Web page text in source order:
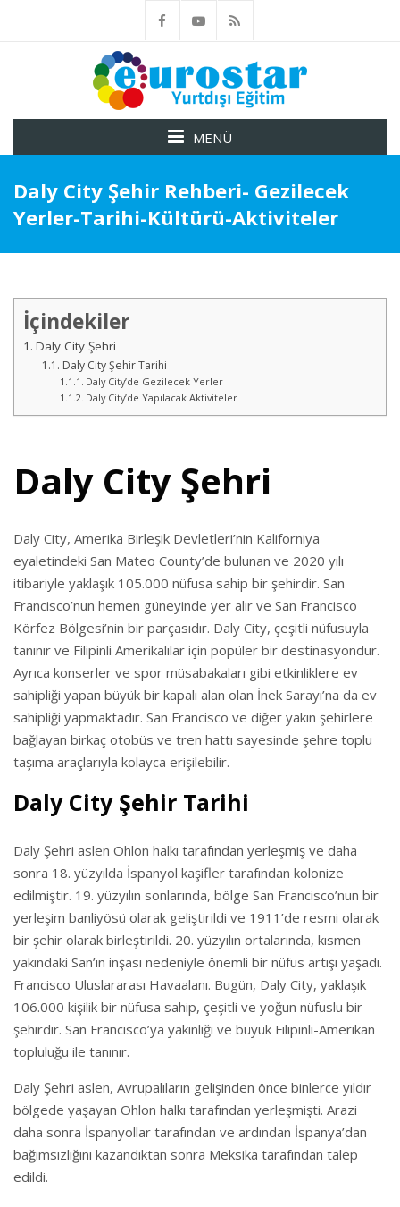
MENÜ
Daly City Şehir Rehberi- Gezilecek
Yerler-Tarihi-Kültürü-Aktiviteler
İçindekiler
Daly City Şehri
Daly City Şehir Tarihi
Daly City’de Gezilecek Yerler
Daly City’de Yapılacak Aktiviteler
Daly City Şehri
Daly City, Amerika Birleşik Devletleri’nin Kaliforniya
eyaletindeki San Mateo County’de bulunan ve 2020 yılı
itibariyle yaklaşık 105.000 nüfusa sahip bir şehirdir. San
Francisco’nun hemen güneyinde yer alır ve San Francisco
Körfez Bölgesi’nin bir parçasıdır. Daly City, çeşitli nüfusuyla
tanınır ve Filipinli Amerikalılar için popüler bir destinasyondur.
Ayrıca konserler ve spor müsabakaları gibi etkinliklere ev
sahipliği yapan büyük bir kapalı alan olan İnek Sarayı’na da ev
sahipliği yapmaktadır. San Francisco ve diğer yakın şehirlere
bağlayan birkaç otobüs ve tren hattı sayesinde şehre toplu
taşıma araçlarıyla kolayca erişilebilir.
Daly City Şehir Tarihi
Daly Şehri aslen Ohlon halkı tarafından yerleşmiş ve daha
sonra 18. yüzyılda İspanyol kaşifler tarafından kolonize
edilmiştir. 19. yüzyılın sonlarında, bölge San Francisco’nun bir
yerleşim banliyösü olarak geliştirildi ve 1911’de resmi olarak
bir şehir olarak birleştirildi. 20. yüzyılın ortalarında, kısmen
yakındaki San’ın inşası nedeniyle önemli bir nüfus artışı yaşadı.
Francisco Uluslararası Havaalanı. Bugün, Daly City, yaklaşık
106.000 kişilik bir nüfusa sahip, çeşitli ve yoğun nüfuslu bir
şehirdir. San Francisco’ya yakınlığı ve büyük Filipinli-Amerikan
topluluğu ile tanınır.
Daly Şehri aslen, Avrupalıların gelişinden önce binlerce yıldır
bölgede yaşayan Ohlon halkı tarafından yerleşmişti. Arazi
daha sonra İspanyollar tarafından ve ardından İspanya’dan
bağımsızlığını kazandıktan sonra Meksika tarafından talep
edildi.